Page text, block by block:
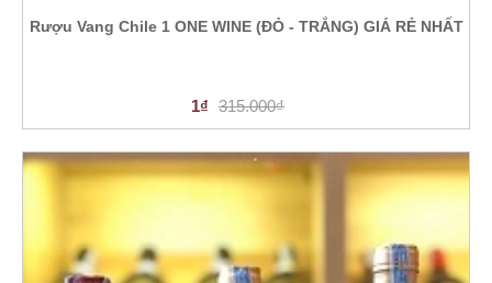
Rượu Vang Chile 1 ONE WINE (ĐỎ - TRẮNG) GIÁ RẺ NHẤT
1₫ 315.000₫